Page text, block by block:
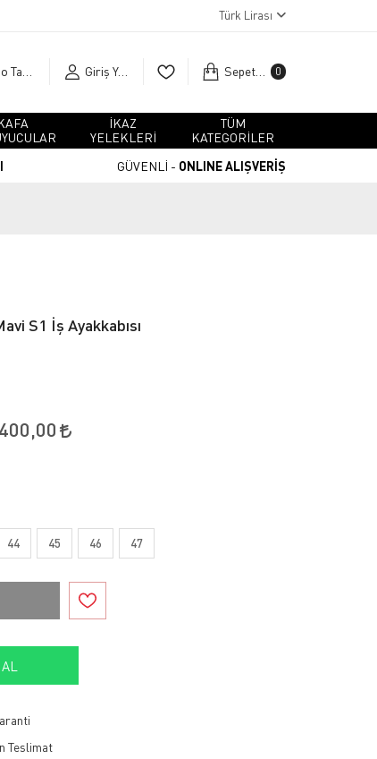
Türk Lirası
Giriş Yap Sepetim 0
İKAZ
YELEKLERİ
TÜM
KATEGORİLER
GÜVENLİ - ONLINE ALIŞVERİŞ
S1 İş Ayakkabısı
400,00
44 45 46 47
Teslimat